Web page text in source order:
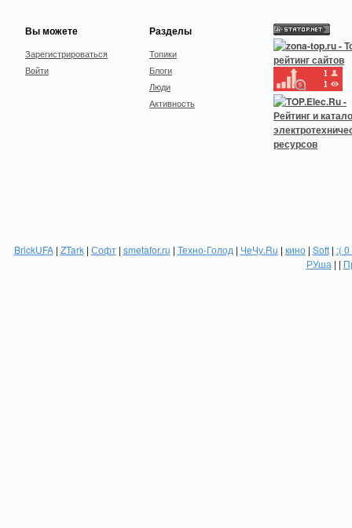
Вы можете
Зарегистрироваться
Войти
Разделы
Топики
Блоги
Люди
Активность
BrickUFA| ZTark| Софт| smetafor.ru | Техно-Голод | ЧеЧу.Ru | кино| Soft| :(
РУша | |